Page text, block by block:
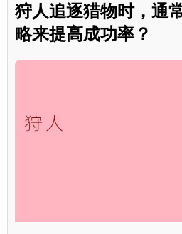
狩人追逐猎物时，通
略来提高成功率？